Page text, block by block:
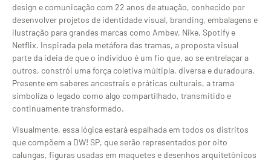
design e comunicação com 22 anos de atuação, conhecido por
desenvolver projetos de identidade visual, branding, embalagens e
ilustração para grandes marcas como Ambev, Nike, Spotify e
Netflix. Inspirada pela metáfora das tramas, a proposta visual
parte da ideia de que o indivíduo é um fio que, ao se entrelaçar a
outros, constrói uma força coletiva múltipla, diversa e duradoura.
Presente em saberes ancestrais e práticas culturais, a trama
simboliza o legado como algo compartilhado, transmitido e
continuamente transformado.
Visualmente, essa lógica estará espalhada em todos os distritos
que compõem a DW! SP, que serão representados por oito
calungas, figuras usadas em maquetes e desenhos arquitetônicos